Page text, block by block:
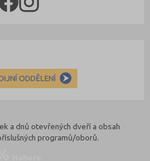
ODDĚLENÍ
a dnů otevřených dveří a obsah
programů/oborů.